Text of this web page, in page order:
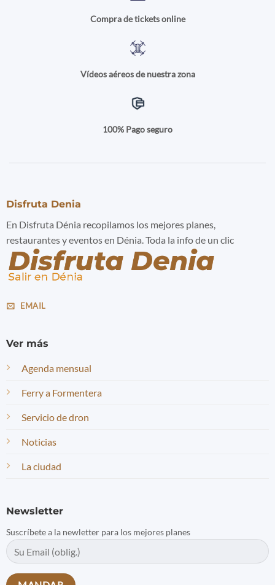
Compra de tickets online
Vídeos aéreos de nuestra zona
100% Pago seguro
Disfruta Denia
En Disfruta Dénia recopilamos los mejores planes,
restaurantes y eventos en Dénia. Toda la info de un clic
EMAIL
Ver más
Agenda mensual
Ferry a Formentera
Servicio de dron
Noticias
La ciudad
Newsletter
Suscríbete a la newletter para los mejores planes